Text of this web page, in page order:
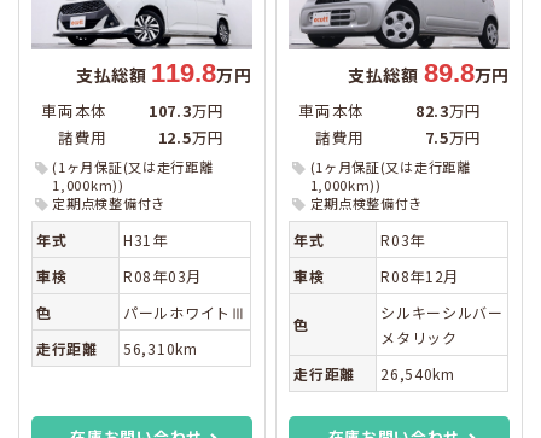
支払総額 119.8万円
車両本体 107.3万円
諸費用
12.5万円
(1ヶ月保証(又は走行距離
1,000km))
定期点検整備付き
年式
H31年
車検
R08年03月
色
パールホワイトⅢ
走行距離
56,310km
支払総額 89.8万円
車両本体 82.3万円
諸費用
7.5万円
(1ヶ月保証(又は走行距離
1,000km))
定期点検整備付き
年式
R03年
車検
R08年12月
色
シルキーシルバー
メタリック
走行距離
26,540km